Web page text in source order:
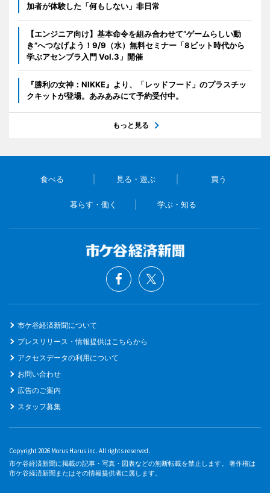
加者が体験した「何もしない」非日常
【エンジニア向け】基本命令を組み合わせて“ゲームらしい動
き”へつなげよう！9/9（水）無料セミナー「8ビット時代から
学ぶアセンブラ入門 Vol.3」開催
『勝利の女神：NIKKE』より、「レッドフード」のプラスチッ
クキットが登場。あみあみにて予約受付中。
もっと見る
食べる 見る・遊ぶ 買う
暮らす・働く 学ぶ・知る
市ケ谷経済新聞について
プレスリリース・情報提供はこちらから
アクセスデータの利用について
お問い合わせ
広告のご案内
スタッフ募集
Copyright 2026 Morus Harus inc. All rights reserved.
市ケ谷経済新聞に掲載の記事・写真・図表などの無断転載を禁止します。 著作権は
市ケ谷経済新聞またはその情報提供者に属します。